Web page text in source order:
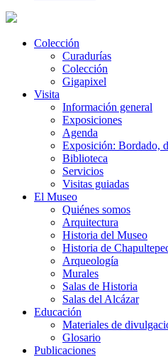
Colección
Curadurías
Colección
Gigapixel
Visita
Información general
Exposiciones
Agenda
Exposición: Bordado,
Biblioteca
Servicios
Visitas guiadas
El Museo
Quiénes somos
Arquitectura
Historia del Museo
Historia de
Arqueología
Murales
Salas de Historia
Salas del Alcázar
Educación
Materiales de
Glosario
Publicaciones